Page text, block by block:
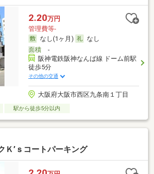
2.20万円
管理費等-
なし(1ヶ月)
なし
面積-
阪神電鉄阪神なんば線 ドーム前駅
徒歩5分
その他の交通
大阪府大阪市西区九条南１丁目
駅から徒歩5分以内
Ｋ’ｓコートパーキング